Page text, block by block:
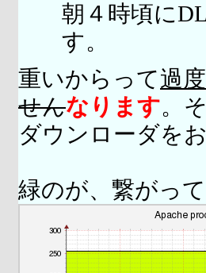
朝４時頃に
す。
重いからって過
せんなります。
ダウンローダを
緑のが、繋がって